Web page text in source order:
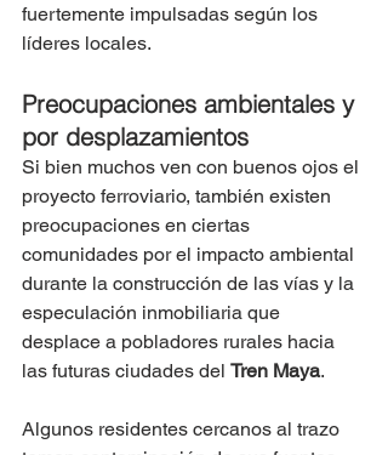
fuertemente impulsadas según los
líderes locales.
Preocupaciones ambientales y
por desplazamientos
Si bien muchos ven con buenos ojos el
proyecto ferroviario, también existen
preocupaciones en ciertas
comunidades por el impacto ambiental
durante la construcción de las vías y la
especulación inmobiliaria que
desplace a pobladores rurales hacia
las futuras ciudades del Tren Maya.
Algunos residentes cercanos al trazo